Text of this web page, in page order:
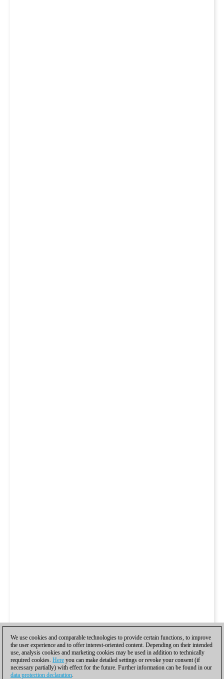
We use cookies and comparable technologies to provide certain functions, to improve
the user experience and to offer interest-oriented content. Depending on their intended
use, analysis cookies and marketing cookies may be used in addition to technically
required cookies. Here you can make detailed settings or revoke your consent (if
necessary partially) with effect for the future. Further information can be found in our
data protection declaration.